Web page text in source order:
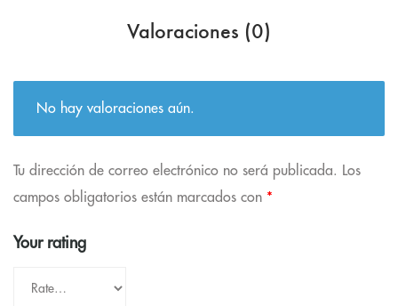
Valoraciones (0)
No hay valoraciones aún.
Tu dirección de correo electrónico no será publicada.
Los
campos obligatorios están marcados con *
Your rating